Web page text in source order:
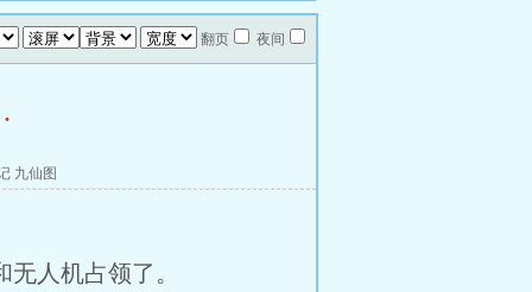
翻页 夜间
九仙图
人机占领了。